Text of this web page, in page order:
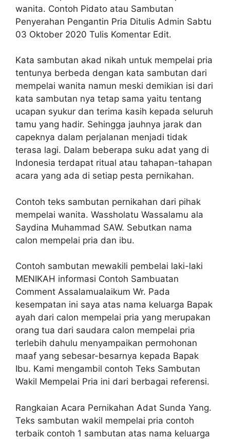
wanita. Contoh Pidato atau Sambutan
Penyerahan Pengantin Pria Ditulis Admin Sabtu
03 Oktober 2020 Tulis Komentar Edit.
Kata sambutan akad nikah untuk mempelai pria
tentunya berbeda dengan kata sambutan dari
mempelai wanita namun meski demikian isi dari
kata sambutan nya tetap sama yaitu tentang
ucapan syukur dan terima kasih kepada seluruh
tamu yang hadir. Sehingga jauhnya jarak dan
capeknya dalam perjalanan menjadi tidak
terasa lagi. Dalam beberapa suku adat yang di
Indonesia terdapat ritual atau tahapan-tahapan
acara yang ada di setiap pesta pernikahan.
Contoh teks sambutan pernikahan dari pihak
mempelai wanita. Wassholatu Wassalamu ala
Saydina Muhammad SAW. Sebutkan nama
calon mempelai pria dan ibu.
Contoh sambutan mewakili pembelai laki-laki
MENIKAH informasi Contoh Sambuatan
Comment Assalamualaikum Wr. Pada
kesempatan ini saya atas nama keluarga Bapak
ayah dari calon mempelai pria yang merupakan
orang tua dari saudara calon mempelai pria
terlebih dahulu menyampaikan permohonan
maaf yang sebesar-besarnya kepada Bapak
Ibu. Kami mengambil contoh Teks Sambutan
Wakil Mempelai Pria ini dari berbagai referensi.
Rangkaian Acara Pernikahan Adat Sunda Yang.
Teks sambutan wakil mempelai pria contoh
terbaik contoh 1 sambutan atas nama keluarga